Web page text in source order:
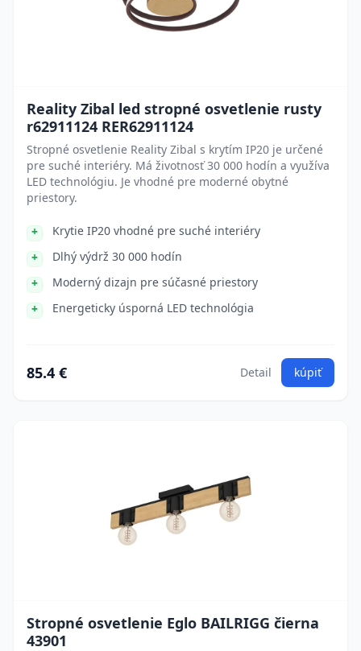
Reality Zibal led stropné osvetlenie rusty
r62911124 RER62911124
Stropné osvetlenie Reality Zibal s krytím IP20 je určené
pre suché interiéry. Má životnosť 30 000 hodín a využíva
LED technológiu. Je vhodné pre moderné obytné
priestory.
Krytie IP20 vhodné pre suché interiéry
Dlhý výdrž 30 000 hodín
Moderný dizajn pre súčasné priestory
Energeticky úsporná LED technológia
85.4 € Detail kúpiť
Stropné osvetlenie Eglo BAILRIGG čierna
43901